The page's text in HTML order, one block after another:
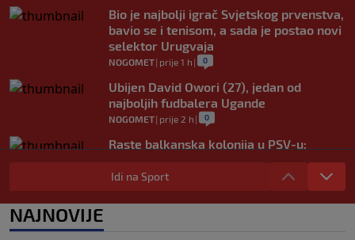
Bio je najbolji igrač Svjetskog prvenstva,
bavio se i tenisom, a sada je postao novi
selektor Urugvaja
NOGOMET| prije 1 h | 0
Ubijen David Owori (27), jedan od
najboljih fudbalera Ugande
NOGOMET| prije 2 h | 0
Raste balkanska kolonija u PSV-u:
Reprezentativac Srbije stigao kod
Perišića i Bajraktarevića
Idi na Sport
NAJNOVIJE